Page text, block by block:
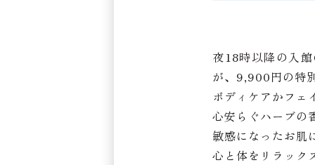
夜18時以降の入
が、9,900円の特
ボディケアかフェ
心安らぐハーブの
敏感になったお肌
心と体をリラック